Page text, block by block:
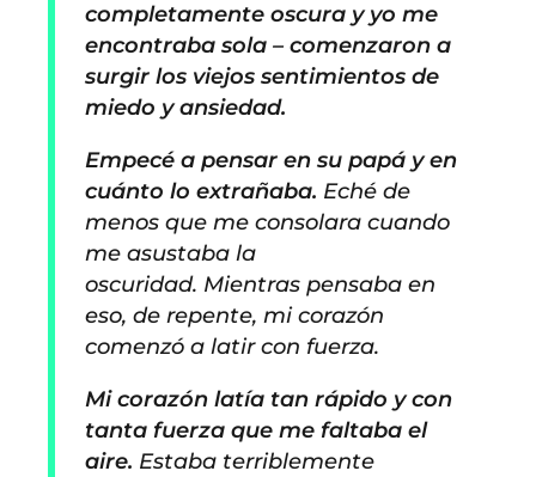
completamente oscura y yo me
encontraba sola – comenzaron a
surgir los viejos sentimientos de
miedo y ansiedad.
Empecé a pensar en su papá y en
cuánto lo extrañaba. Eché de
menos que me consolara cuando
me asustaba la
oscuridad. Mientras pensaba en
eso, de repente, mi corazón
comenzó a latir con fuerza.
Mi corazón latía tan rápido y con
tanta fuerza que me faltaba el
aire. Estaba terriblemente